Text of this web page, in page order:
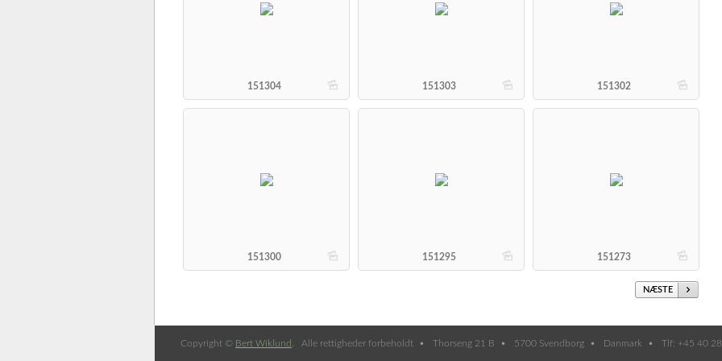
b
151304 b
151303 b
151302
b
151300 b
151295 b
151273
NÆSTE
Copyright © Bert Wiklund . Alle rettigheder forbeholdt Thorseng 21 B 5700 Svendborg Danmark Tlf: +45 40